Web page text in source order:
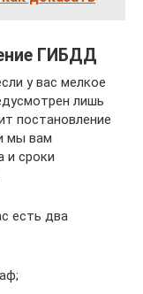
ГИБДД
у вас мелкое
лишь
постановление
мы вам
и сроки
есть два